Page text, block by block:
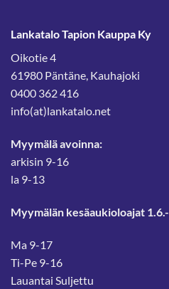
Lankatalo Tapion Kauppa Ky
Oikotie 4
61980 Päntäne, Kauhajoki
0400 362 416
info(at)lankatalo.net
Myymälä avoinna:
arkisin 9-16
la 9-13
Myymälän kesäaukioloajat 1.6.-
Ma 9-17
Ti-Pe 9-16
Lauantai Suljettu